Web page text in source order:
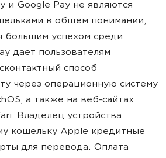
и Google Pay не являются
в общем понимании,
большим успехом среди
дает пользователям
способ
через операционную систему
а также на веб-сайтах
Владелец устройства
кошельку Apple кредитные
для перевода. Оплата